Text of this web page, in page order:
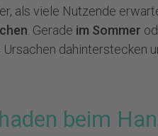
als viele Nutzende
. Gerade im Sommer
dahinterstecken
beim